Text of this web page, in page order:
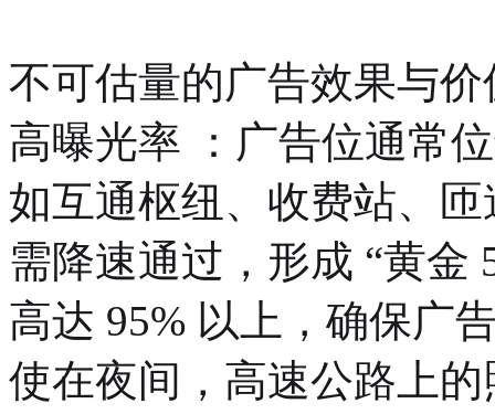
不可估量的广告效果与
高曝光率 ：广告位通常
如互通枢纽、收费站、
需降速通过，形成 “黄金
高达 95% 以上，确保广
使在夜间，高速公路上